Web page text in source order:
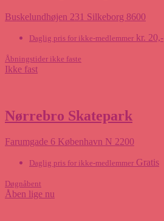
Buskelundhøjen 231 Silkeborg 8600
Daglig pris for ikke-medlemmer kr. 20,-
Åbningstider ikke faste
Ikke fast
Nørrebro Skatepark
Farumgade 6 København N 2200
Daglig pris for ikke-medlemmer Gratis
Døgnåbent
Åben lige nu